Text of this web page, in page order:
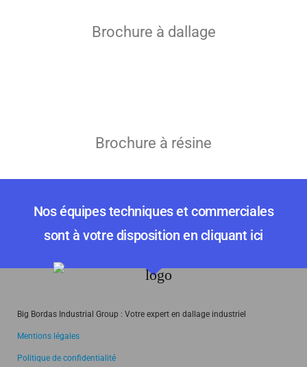
Brochure à dallage
Brochure à résine
Nos équipes techniques et commerciales
sont à votre disposition en cliquant ici
Big Bordas Industrial Group : Votre expert en dallage industriel
Mentions légales
Politique de confidentialité